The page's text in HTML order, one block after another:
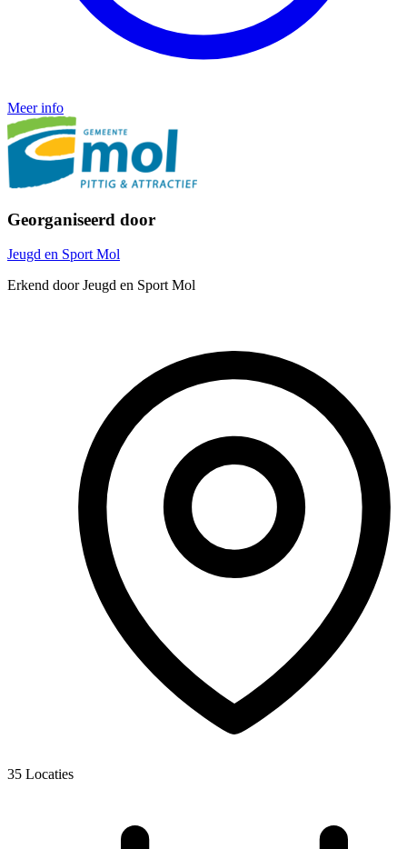
Meer info
Georganiseerd door
Jeugd en Sport Mol
Erkend door Jeugd en Sport Mol
35 Locaties